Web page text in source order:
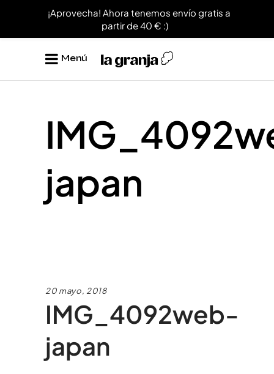
Menú
japan
20 mayo, 2018
IMG_4092web-
japan
¡Aprovecha! Ahora tenemos envío gratis a
partir de 40 € :)